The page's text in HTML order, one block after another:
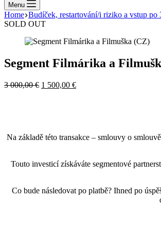
Menu
Home Budíček, restartování/i riziko a vstup po
SOLD OUT
Segment Filmárika a
3 000,00€ Původní
1 500,00 €Aktuální
Na základě této transakce – smlouvy o
Touto investicí získáváte segmentové
Co bude následovat po platbě? Ihned po